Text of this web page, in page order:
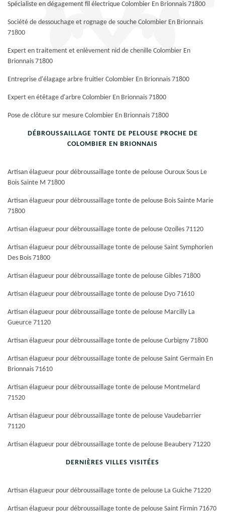
Spécialiste en dégagement fil électrique Colombier En Brionnais 71800
Société de dessouchage et rognage de souche Colombier En Brionnais
71800
Expert en traitement et enlèvement nid de chenille Colombier En
Brionnais 71800
Entreprise d'élagage arbre fruitier Colombier En Brionnais 71800
Expert en étêtage d'arbre Colombier En Brionnais 71800
Pose de clôture sur mesure Colombier En Brionnais 71800
DÉBROUSSAILLAGE TONTE DE PELOUSE PROCHE DE
COLOMBIER EN BRIONNAIS
Artisan élagueur pour débroussaillage tonte de pelouse Ouroux Sous Le
Bois Sainte M 71800
Artisan élagueur pour débroussaillage tonte de pelouse Bois Sainte Marie
71800
Artisan élagueur pour débroussaillage tonte de pelouse Ozolles 71120
Artisan élagueur pour débroussaillage tonte de pelouse Saint Symphorien
Des Bois 71800
Artisan élagueur pour débroussaillage tonte de pelouse Gibles 71800
Artisan élagueur pour débroussaillage tonte de pelouse Dyo 71610
Artisan élagueur pour débroussaillage tonte de pelouse Marcilly La
Gueurce 71120
Artisan élagueur pour débroussaillage tonte de pelouse Curbigny 71800
Artisan élagueur pour débroussaillage tonte de pelouse Saint Germain En
Brionnais 71610
Artisan élagueur pour débroussaillage tonte de pelouse Montmelard
71520
Artisan élagueur pour débroussaillage tonte de pelouse Vaudebarrier
71120
Artisan élagueur pour débroussaillage tonte de pelouse Beaubery 71220
DERNIÈRES VILLES VISITÉES
Artisan élagueur pour débroussaillage tonte de pelouse La Guiche 71220
Artisan élagueur pour débroussaillage tonte de pelouse Saint Firmin 71670